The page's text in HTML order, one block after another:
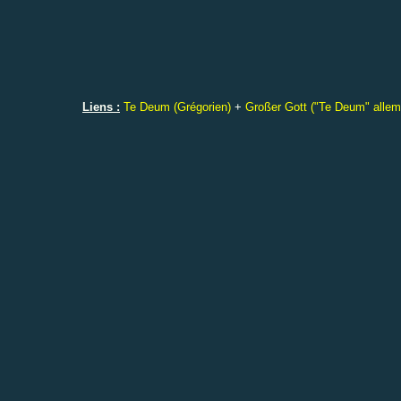
Liens : Te Deum (Grégorien) + Großer Gott ("Te Deum"